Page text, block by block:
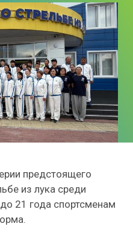
предстоящего
из лука среди
21 года спортсменам